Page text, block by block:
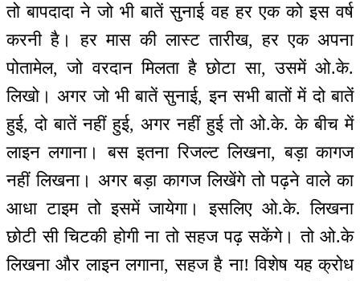
तो बापदादा ने जो भी बातें सुनाई वह हर एक को इस वर्ष
करनी है। हर मास की लास्ट तारीख, हर एक अपना
पोतामेल, जो वरदान मिलता है छोटा सा, उसमें ओ.के.
लिखो। अगर जो भी बातें सुनाई, इन सभी बातों में दो बातें
हुई, दो बातें नहीं हुई, अगर नहीं हुई तो ओ.के. के बीच में
लाइन लगाना। बस इतना रिजल्ट लिखना, बड़ा कागज
नहीं लिखना। अगर बड़ा कागज लिखेंगे तो पढ़ने वाले का
आधा टाइम तो इसमें जायेगा। इसलिए ओ.के. लिखना
छोटी सी चिटकी होगी ना तो सहज पढ़ सकेंगे। तो ओ.के
लिखना और लाइन लगाना, सहज है ना! विशेष यह क्रोध